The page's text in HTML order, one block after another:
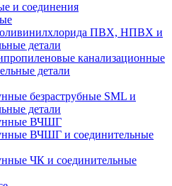
и соединения
ПВХ, НПВХ и
детали
канализационные
детали
безраструбные SML и
детали
ВЧШГ
ВЧШГ и соединительные
ЧК и соединительные